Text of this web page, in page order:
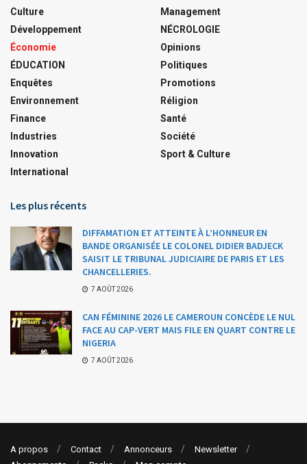
Culture
Développement
Économie
ÉDUCATION
Enquêtes
Environnement
Finance
Industries
Innovation
International
Management
NÉCROLOGIE
Opinions
Politiques
Promotions
Réligion
Santé
Société
Sport & Culture
Les plus récents
DIFFAMATION ET ATTEINTE À L’HONNEUR EN
BANDE ORGANISÉE LE COLONEL DIDIER BADJECK
SAISIT LE TRIBUNAL JUDICIAIRE DE PARIS ET LES
CHANCELLERIES.
7 AOÛT 2026
CAN FÉMININE 2026 LE CAMEROUN CONCÈDE LE NUL
FACE AU CAP-VERT MAIS FILE EN QUART CONTRE LE
NIGERIA
7 AOÛT 2026
A propos Contact Annonceurs
Newsletter